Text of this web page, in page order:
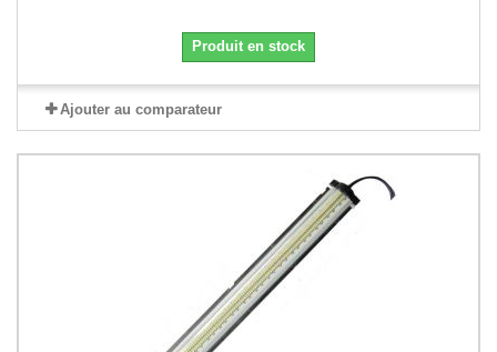
Produit en stock
Ajouter au comparateur